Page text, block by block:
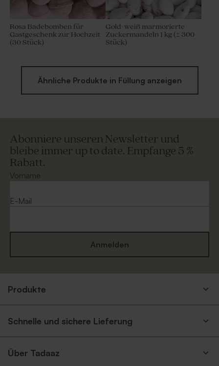
Rosa Badebomben für
Gastgeschenk zur Hochzeit
(30 Stück)
Gold-weiß marmorierte
Zuckermandeln 1 kg (± 300
Stück)
Ähnliche Produkte in Füllung anzeigen
Abonniere unseren Newsletter und
bleibe immer up to date. Empfange 5 %
Rabatt.
Vorname
E-Mail
Anmelden
Produkte
Schnelle und sichere Lieferung
Über Tadaaz